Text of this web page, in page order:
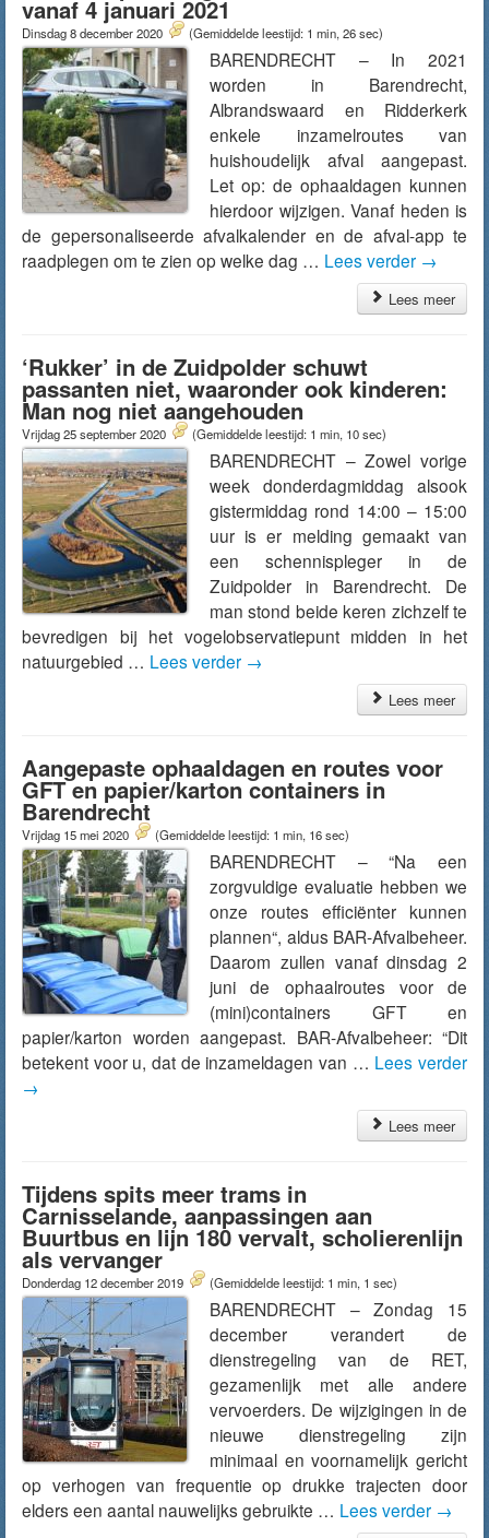
vanaf 4 januari 2021
Dinsdag 8 december 2020 (Gemiddelde leestijd: 1 min, 26 sec)
BARENDRECHT – In 2021
worden in Barendrecht,
Albrandswaard en Ridderkerk
enkele inzamelroutes van
huishoudelijk afval aangepast.
Let op: de ophaaldagen kunnen
hierdoor wijzigen. Vanaf heden is
de gepersonaliseerde afvalkalender en de afval-app te
raadplegen om te zien op welke dag … Lees verder →
Lees meer
‘Rukker’ in de Zuidpolder schuwt
passanten niet, waaronder ook kinderen:
Man nog niet aangehouden
Vrijdag 25 september 2020 (Gemiddelde leestijd: 1 min, 10 sec)
BARENDRECHT – Zowel vorige
week donderdagmiddag alsook
gistermiddag rond 14:00 – 15:00
uur is er melding gemaakt van
een schennispleger in de
Zuidpolder in Barendrecht. De
man stond beide keren zichzelf te
bevredigen bij het vogelobservatiepunt midden in het
natuurgebied … Lees verder →
Lees meer
Aangepaste ophaaldagen en routes voor
GFT en papier/karton containers in
Barendrecht
Vrijdag 15 mei 2020 (Gemiddelde leestijd: 1 min, 16 sec)
BARENDRECHT – “Na een
zorgvuldige evaluatie hebben we
onze routes efficiënter kunnen
plannen“, aldus BAR-Afvalbeheer.
Daarom zullen vanaf dinsdag 2
juni de ophaalroutes voor de
(mini)containers GFT en
papier/karton worden aangepast. BAR-Afvalbeheer: “Dit
betekent voor u, dat de inzameldagen van … Lees verder
→
Lees meer
Tijdens spits meer trams in
Carnisselande, aanpassingen aan
Buurtbus en lijn 180 vervalt, scholierenlijn
als vervanger
Donderdag 12 december 2019 (Gemiddelde leestijd: 1 min, 1 sec)
BARENDRECHT – Zondag 15
december verandert de
dienstregeling van de RET,
gezamenlijk met alle andere
vervoerders. De wijzigingen in de
nieuwe dienstregeling zijn
minimaal en voornamelijk gericht
op verhogen van frequentie op drukke trajecten door
elders een aantal nauwelijks gebruikte … Lees verder →